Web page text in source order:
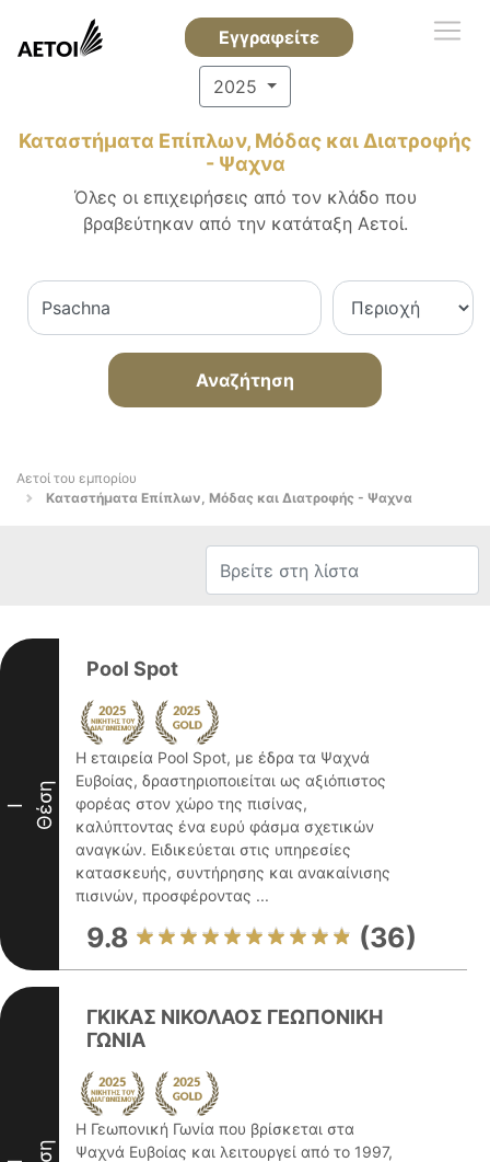
Εγγραφείτε
2025
Καταστήματα Επίπλων, Μόδας και Διατροφής
- Ψαχνα
Όλες οι επιχειρήσεις από τον κλάδο που
βραβεύτηκαν από την κατάταξη Αετοί.
Αναζήτηση
Αετοί του εμπορίου
Καταστήματα Επίπλων, Μόδας και Διατροφής - Ψαχνα
I Θέση
Pool Spot
Η εταιρεία Pool Spot, με έδρα τα Ψαχνά
Ευβοίας, δραστηριοποιείται ως αξιόπιστος
φορέας στον χώρο της πισίνας,
καλύπτοντας ένα ευρύ φάσμα σχετικών
αναγκών. Ειδικεύεται στις υπηρεσίες
κατασκευής, συντήρησης και ανακαίνισης
πισινών, προσφέροντας ...
9.8 (36)
ΓΚΙΚΑΣ ΝΙΚΟΛΑΟΣ ΓΕΩΠΟΝΙΚΗ
ΓΩΝΙΑ
Η Γεωπονική Γωνία που βρίσκεται στα
Ψαχνά Ευβοίας και λειτουργεί από το 1997,